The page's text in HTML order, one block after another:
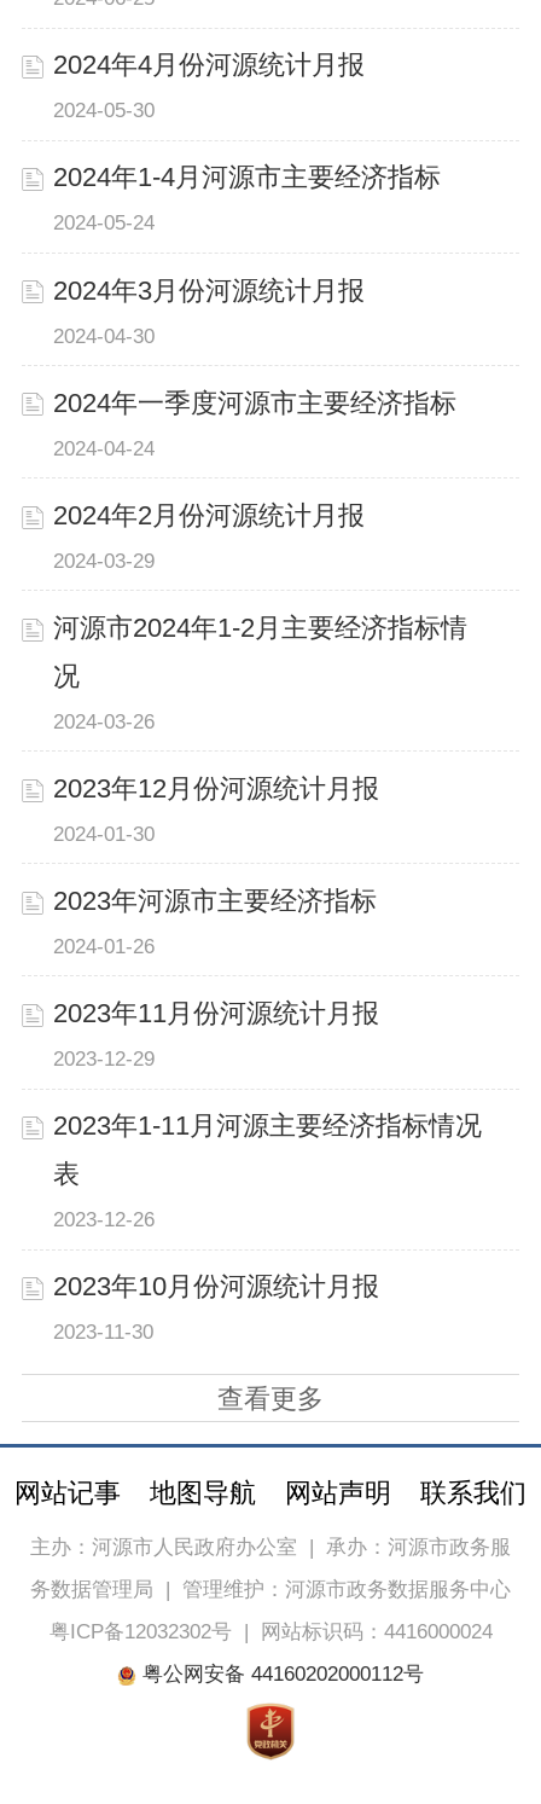
2024年4月份河源统计月报
2024-05-30
2024年1-4月河源市主要经济指标
2024-05-24
2024年3月份河源统计月报
2024-04-30
2024年一季度河源市主要经济指标
2024-04-24
2024年2月份河源统计月报
2024-03-29
河源市2024年1-2月主要经济指标情
况
2024-03-26
2023年12月份河源统计月报
2024-01-30
2023年河源市主要经济指标
2024-01-26
2023年11月份河源统计月报
2023-12-29
2023年1-11月河源主要经济指标情况
表
2023-12-26
2023年10月份河源统计月报
2023-11-30
查看更多
网站记事 地图导航 网站声明 联系我们
主办：河源市人民政府办公室
承办：河源市政务服
务数据管理局
管理维护：河源市政务数据服务中心
粤ICP备12032302号|
网站标识码：4416000024
粤公网安备 44160202000112号